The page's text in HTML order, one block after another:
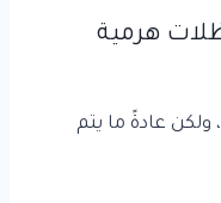
هرمية
عادةً ما يتم